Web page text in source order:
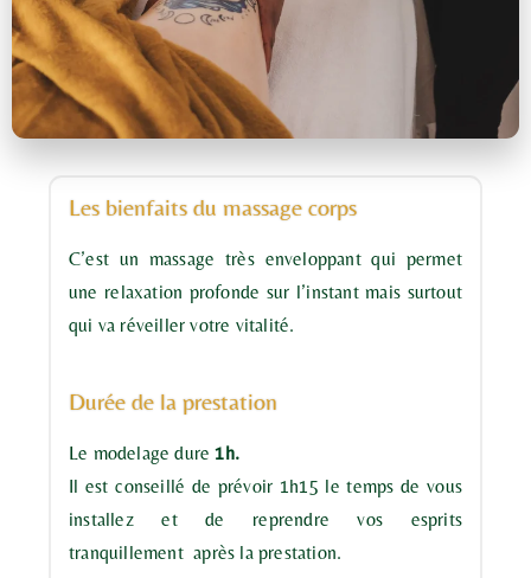
Les bienfaits du massage corps
C’est un massage très enveloppant qui permet
une relaxation profonde sur l’instant mais surtout
qui va réveiller votre vitalité.
Durée de la prestation
Le modelage dure1h.
Il est conseillé de prévoir 1h15 le temps de vous
installez et de reprendre vos esprits
tranquillement après la prestation.